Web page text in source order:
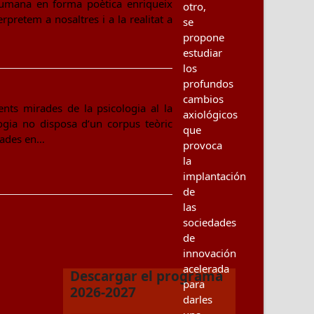
en forma poètica enriqueix
a nosaltres i a la realitat a
mirades de la psicologia al la
no disposa d’un corpus teòric
en…
Descargar el programa
2026-2027
otro,
se
propone
estudiar
los
profundos
cambios
axiológicos
que
provoca
la
implantación
de
las
sociedades
de
innovación
acelerada
para
darles